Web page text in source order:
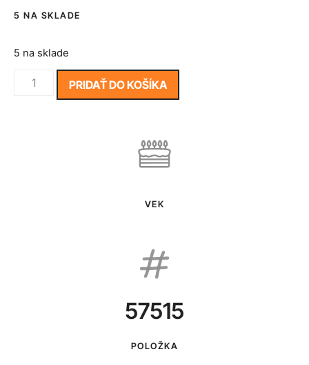
5 NA SKLADE
5 na sklade
PRIDAŤ DO KOŠÍKA
VEK
57515
POLOŽKA